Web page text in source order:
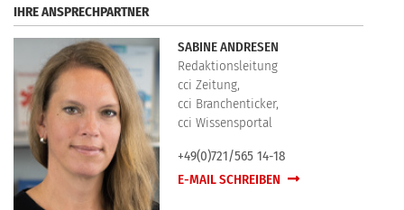
IHRE ANSPRECHPARTNER
SABINE ANDRESEN
Redaktionsleitung
cci Zeitung,
cci Branchenticker,
cci Wissensportal
+49(0)721/565 14-18
E-MAIL SCHREIBEN